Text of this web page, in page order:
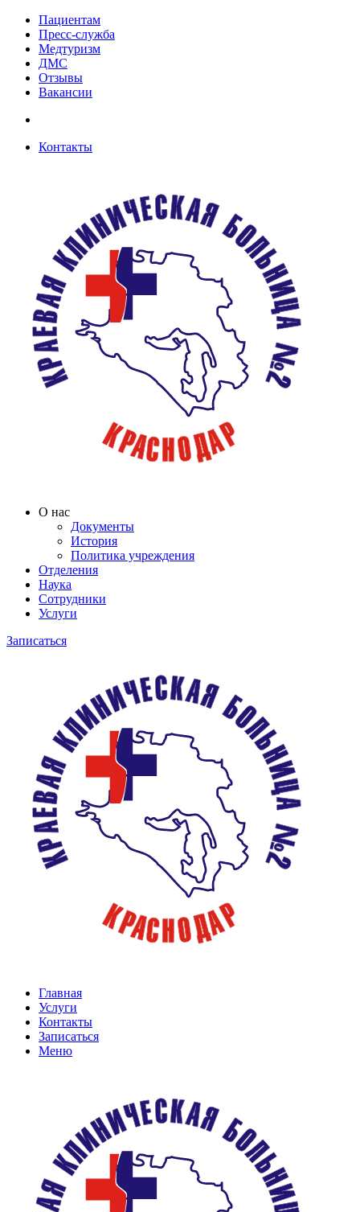
Пациентам
Пресс-служба
Медтуризм
ДМС
Отзывы
Вакансии
Контакты
О нас
Документы
История
Политика учреждения
Отделения
Наука
Сотрудники
Услуги
Записаться
Главная
Услуги
Контакты
Записаться
Меню